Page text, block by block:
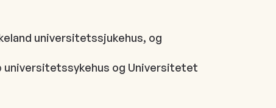
universitetssjukehus, og
universitetssykehus og Universitetet